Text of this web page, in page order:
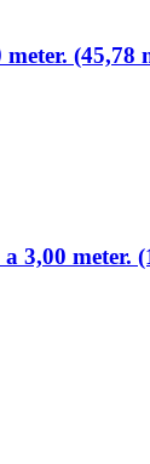
(45,78
3,00 meter.